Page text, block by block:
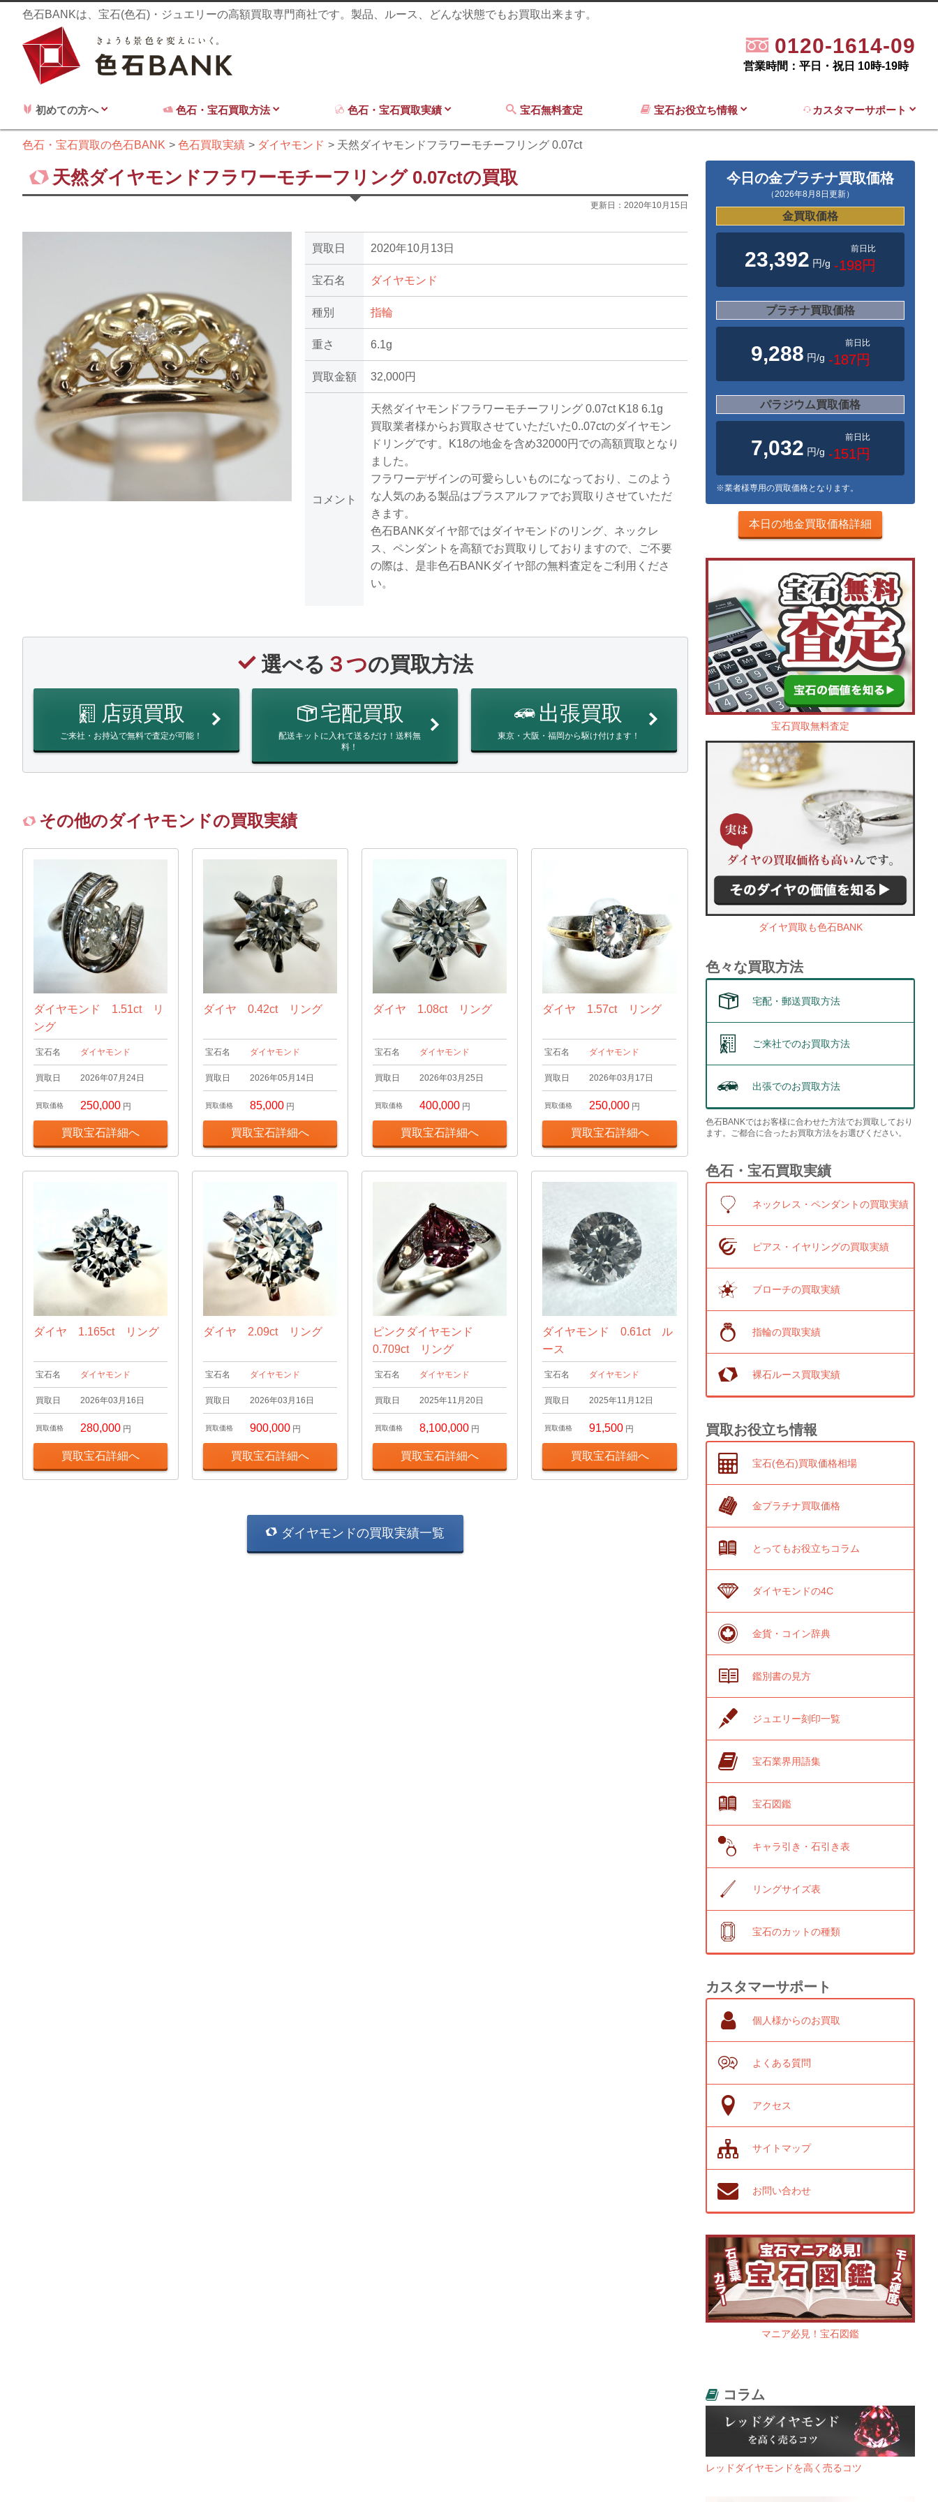
色石BANKは、宝石(色石)・ジュエリーの高額買取専門商社です。製品、ルース、どんな状態でもお買取出来ます。
0120-1614-09
営業時間：平日・祝日 10時-19時
初めての方へ 色石・宝石買取方法 色石・宝石買取実績 宝石無料査定 宝石お役立ち情報 カスタマーサポート
色石・宝石買取の色石BANK 色石買取実績 ダイヤモンド 天然ダイヤモンドフラワーモチーフリング 0.07ct
天然ダイヤモンドフラワーモチーフリング 0.07ctの買取
更新日： 2020年10月15日
買取日 2020年10月13日
宝石名 ダイヤモンド
種別 指輪
重さ 6.1g
買取金額 32,000円
コメント
天然ダイヤモンドフラワーモチーフリング 0.07ct K18 6.1g
買取業者様からお買取させていただいた0..07ctのダイヤモン
ドリングです。K18の地金を含め32000円での高額買取となり
ました。
フラワーデザインの可愛らしいものになっており、このよう
な人気のある製品はプラスアルファでお買取りさせていただ
きます。
色石BANKダイヤ部ではダイヤモンドのリング、ネックレ
ス、ペンダントを高額でお買取りしておりますので、ご不要
の際は、是非色石BANKダイヤ部の無料査定をご利用くださ
い。
選べる ３つの買取方法
店頭買取
ご来社・お持込で無料で査定が可能！
宅配買取
配送キットに入れて送るだけ！送料無
料！
出張買取
東京・大阪・福岡から駆け付けます！
その他のダイヤモンドの買取実績
ダイヤモンド 1.51ct リ
ング
宝石名 ダイヤモンド
買取日 2026年07月24日
買取価格 250,000 円
買取宝石詳細へ
ダイヤ 0.42ct リング
宝石名 ダイヤモンド
買取日 2026年05月14日
買取価格 85,000 円
買取宝石詳細へ
ダイヤ 1.08ct リング
宝石名 ダイヤモンド
買取日 2026年03月25日
買取価格 400,000 円
買取宝石詳細へ
ダイヤ 1.57ct リング
宝石名 ダイヤモンド
買取日 2026年03月17日
買取価格 250,000 円
買取宝石詳細へ
ダイヤ 1.165ct リング
宝石名 ダイヤモンド
買取日 2026年03月16日
買取価格 280,000 円
買取宝石詳細へ
ダイヤ 2.09ct リング
宝石名 ダイヤモンド
買取日 2026年03月16日
買取価格 900,000 円
買取宝石詳細へ
ピンクダイヤモンド
0.709ct リング
宝石名 ダイヤモンド
買取日 2025年11月20日
買取価格 8,100,000 円
買取宝石詳細へ
ダイヤモンド 0.61ct ル
ース
宝石名 ダイヤモンド
買取日 2025年11月12日
買取価格 91,500 円
買取宝石詳細へ
ダイヤモンドの買取実績一覧
今日の金プラチナ買取価格
（2026年8月8日更新）
金買取価格
23,392 円/g
前日比
-198円
プラチナ買取価格
9,288 円/g
前日比
-187円
パラジウム買取価格
7,032 円/g
前日比
-151円
※業者様専用の買取価格となります。
本日の地金買取価格詳細
宝石買取無料査定
ダイヤ買取も色石BANK
色々な買取方法
宅配・郵送買取方法
ご来社でのお買取方法
出張でのお買取方法
色石BANKではお客様に合わせた方法でお買取しており
ます。ご都合に合ったお買取方法をお選びください。
色石・宝石買取実績
ネックレス・ペンダントの買取実績
ピアス・イヤリングの買取実績
ブローチの買取実績
指輪の買取実績
裸石ルース買取実績
買取お役立ち情報
宝石(色石)買取価格相場
金プラチナ買取価格
とってもお役立ちコラム
ダイヤモンドの4C
金貨・コイン辞典
鑑別書の見方
ジュエリー刻印一覧
宝石業界用語集
宝石図鑑
キャラ引き・石引き表
リングサイズ表
宝石のカットの種類
カスタマーサポート
個人様からのお買取
よくある質問
アクセス
サイトマップ
お問い合わせ
マニア必見！宝石図鑑
コラム
レッドダイヤモンドを高く売るコツ